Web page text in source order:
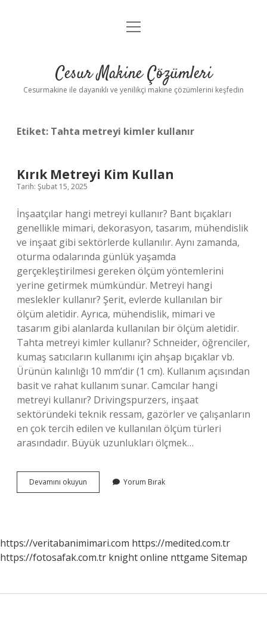
Anasayfa
Yasal Uyarı
menüyü
Cesur Makine Çözümleri
Cesurmakine ile dayanıklı ve yenilikçi makine çözümlerini keşfedin
Etiket: Tahta metreyi kimler kullanır
Kırık Metreyi Kim Kullan
Tarih: Şubat 15, 2025
İnşaatçılar hangi metreyi kullanır? Bant bıçakları
genellikle mimari, dekorasyon, tasarım, mühendislik
ve inşaat gibi sektörlerde kullanılır. Aynı zamanda,
oturma odalarında günlük yaşamda
gerçekleştirilmesi gereken ölçüm yöntemlerini
yerine getirmek mümkündür. Metreyi hangi
meslekler kullanır? Şerit, evlerde kullanılan bir
ölçüm aletidir. Ayrıca, mühendislik, mimari ve
tasarım gibi alanlarda kullanılan bir ölçüm aletidir.
Tahta metreyi kimler kullanır? Schneider, öğrenciler,
kumaş satıcıların kullanımı için ahşap bıçaklar vb.
Ürünün kalınlığı 10 mm’dir (1 cm). Kullanım açısından
basit ve rahat kullanım sunar. Camcılar hangi
metreyi kullanır? Drivingspurzers, inşaat
sektöründeki teknik ressam, gazörler ve çalışanların
en çok tercih edilen ve kullanılan ölçüm türleri
arasındadır. Büyük uzunlukları ölçmek…
Devamını okuyun
Metreyi
Yorum Bırak
https://veritabanimimari.com https://medited.com.tr
https://fotosafak.com.tr knight online nttgame Sitemap